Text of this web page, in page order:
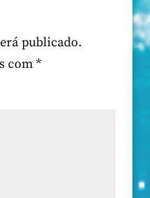
publicado.
com *